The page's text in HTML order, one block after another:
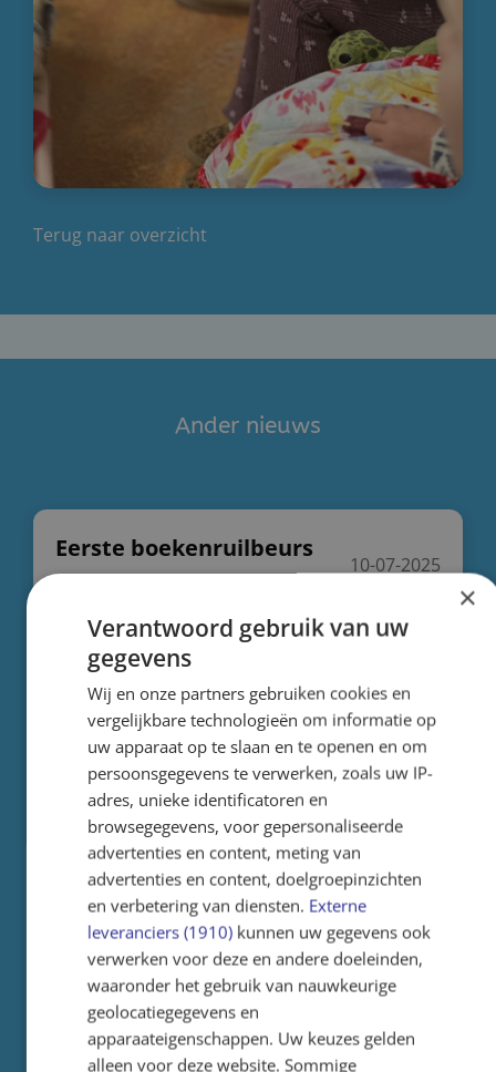
Terug naar overzicht
Ander nieuws
Eerste boekenruilbeurs
groot succes!
10-07-2025
Zoekboeken, graphic novels, delen uit de
Harry Potterserie en prentenboeken. Vlak
voor het einde van het schooljaar hebben de
leerlingen van de Liduinaschool maar liefst
360 uitgelezen boeken gedoneerd aan de
eerste ruilbeurs op school. Iedereen ging met
een ‘nieuw’ exemplaar naar huis, handig voor
de vakantie!
Lees meer
×
Verantwoord gebruik van uw
gegevens
Wij en onze partners gebruiken cookies en
vergelijkbare technologieën om informatie op
uw apparaat op te slaan en te openen en om
persoonsgegevens te verwerken, zoals uw IP-
adres, unieke identificatoren en
browsegegevens, voor gepersonaliseerde
advertenties en content, meting van
advertenties en content, doelgroepinzichten
en verbetering van diensten. Externe
leveranciers (1910)kunnen uw gegevens ook
verwerken voor deze en andere doeleinden,
waaronder het gebruik van nauwkeurige
geolocatiegegevens en
apparaateigenschappen. Uw keuzes gelden
alleen voor deze website. Sommige